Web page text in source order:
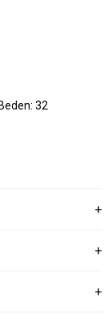
32